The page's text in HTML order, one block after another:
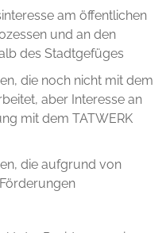
am öffentlichen
und an den
des Stadtgefüges
die noch nicht mit dem
aber Interesse an
mit dem TATWERK
die aufgrund von